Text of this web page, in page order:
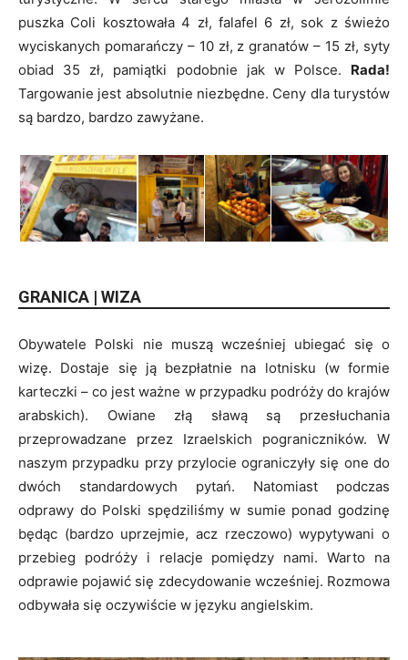
puszka Coli kosztowała 4 zł, falafel 6 zł, sok z świeżo
wyciskanych pomarańczy – 10 zł, z granatów – 15 zł, syty
obiad 35 zł, pamiątki podobnie jak w Polsce. Rada!
Targowanie jest absolutnie niezbędne. Ceny dla turystów
są bardzo, bardzo zawyżane.
GRANICA | WIZA
Obywatele Polski nie muszą wcześniej ubiegać się o
wizę. Dostaje się ją bezpłatnie na lotnisku (w formie
karteczki – co jest ważne w przypadku podróży do krajów
arabskich). Owiane złą sławą są przesłuchania
przeprowadzane przez Izraelskich pograniczników. W
naszym przypadku przy przylocie ograniczyły się one do
dwóch standardowych pytań. Natomiast podczas
odprawy do Polski spędziliśmy w sumie ponad godzinę
będąc (bardzo uprzejmie, acz rzeczowo) wypytywani o
przebieg podróży i relacje pomiędzy nami. Warto na
odprawie pojawić się zdecydowanie wcześniej. Rozmowa
odbywała się oczywiście w języku angielskim.